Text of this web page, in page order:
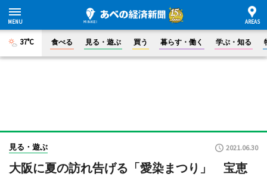
37°C 食べる 見る・遊ぶ 買う 暮らす・働く 学ぶ・知る
見る・遊ぶ 2021.06.30
大阪に夏の訪れ告げる「愛染まつり」 宝恵